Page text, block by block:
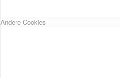
Andere Cookies